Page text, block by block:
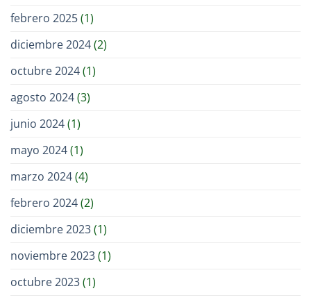
febrero 2025(1)
diciembre 2024(2)
octubre 2024(1)
agosto 2024(3)
junio 2024(1)
mayo 2024(1)
marzo 2024(4)
febrero 2024(2)
diciembre 2023(1)
noviembre 2023(1)
octubre 2023(1)